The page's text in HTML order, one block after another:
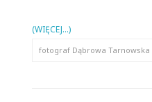
(WIĘCEJ…)
fotograf Dąbrowa Tarnowska